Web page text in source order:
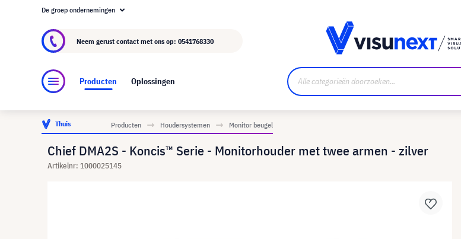
Over visunext.nl
De groep ondernemingen
Neem gerust contact met ons op: 0541768330
Producten Oplossingen
Thuis Producten Houdersystemen Monitor beugel
Chief DMA2S - Koncis™ Serie - Monitorhouder met twee armen - zilver
Artikelnr: 1000025145